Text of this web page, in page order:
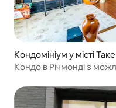
Кондомініум у місті
Кондо в Річмонді з